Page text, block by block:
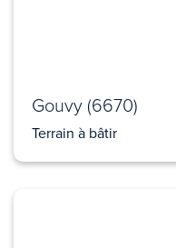
Gouvy (6670)
Terrain à bâtir